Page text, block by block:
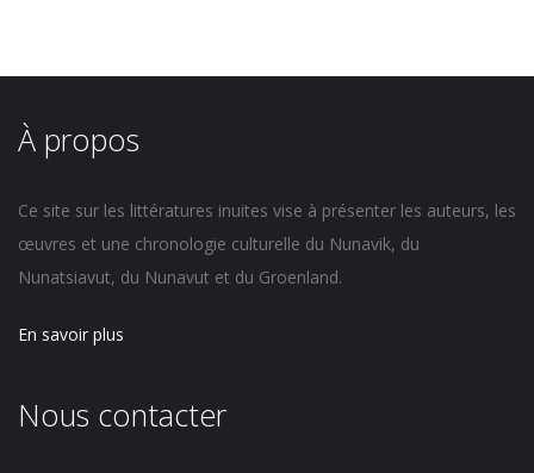
À propos
Ce site sur les littératures inuites vise à présenter les auteurs, les
œuvres et une chronologie culturelle du Nunavik, du
Nunatsiavut, du Nunavut et du Groenland.
En savoir plus
Nous contacter